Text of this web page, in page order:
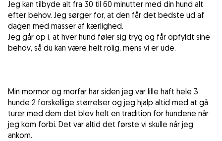
Jeg kan tilbyde alt fra 30 til 60 minutter med din hund alt
efter behov. Jeg sørger for, at den får det bedste ud af
dagen med masser af kærlighed.
Jeg går op i, at hver hund føler sig tryg og får opfyldt sine
behov, så du kan være helt rolig, mens vi er ude.
Min mormor og morfar har siden jeg var lille haft hele 3
hunde 2 forskellige størrelser og jeg hjalp altid med at gå
turer med dem det blev helt en tradition for hundene når
jeg kom forbi. Det var altid det første vi skulle når jeg
ankom.